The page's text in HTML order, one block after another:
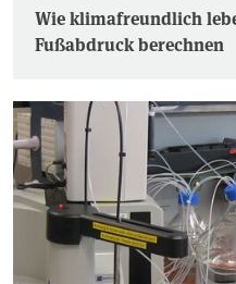
Wie klimafreundlich
Fußabdruck berechnen